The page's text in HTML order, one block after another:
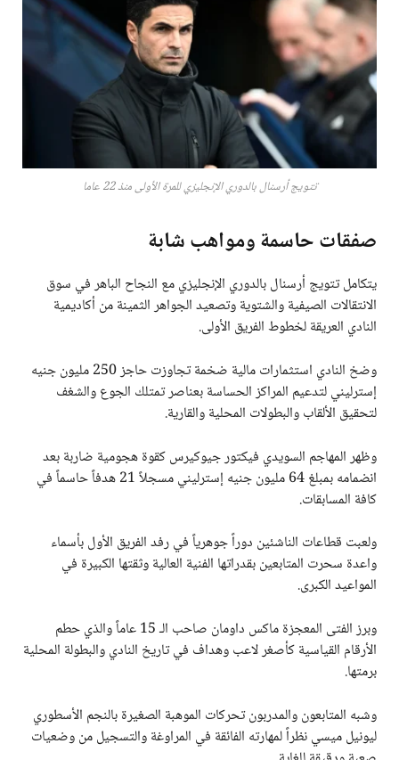
تتويج أرسنال بالدوري الإنجليزي للمرة الأولى منذ 22 عاما
صفقات حاسمة ومواهب شابة
يتكامل تتويج أرسنال بالدوري الإنجليزي مع النجاح الباهر في سوق
الانتقالات الصيفية والشتوية وتصعيد الجواهر الثمينة من أكاديمية
النادي العريقة لخطوط الفريق الأولى.
وضخ النادي استثمارات مالية ضخمة تجاوزت حاجز 250 مليون جنيه
إسترليني لتدعيم المراكز الحساسة بعناصر تمتلك الجوع والشغف
لتحقيق الألقاب والبطولات المحلية والقارية.
وظهر المهاجم السويدي فيكتور جيوكيرس كقوة هجومية ضاربة بعد
انضمامه بمبلغ 64 مليون جنيه إسترليني مسجلاً 21 هدفاً حاسماً في
كافة المسابقات.
ولعبت قطاعات الناشئين دوراً جوهرياً في رفد الفريق الأول بأسماء
واعدة سحرت المتابعين بقدراتها الفنية العالية وثقتها الكبيرة في
المواعيد الكبرى.
وبرز الفتى المعجزة ماكس داومان صاحب الـ 15 عاماً والذي حطم
الأرقام القياسية كأصغر لاعب وهداف في تاريخ النادي والبطولة المحلية
برمتها.
وشبه المتابعون والمدربون تحركات الموهبة الصغيرة بالنجم الأسطوري
ليونيل ميسي نظراً لمهارته الفائقة في المراوغة والتسجيل من وضعيات